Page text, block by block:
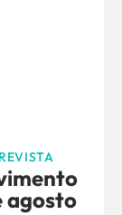
agosto